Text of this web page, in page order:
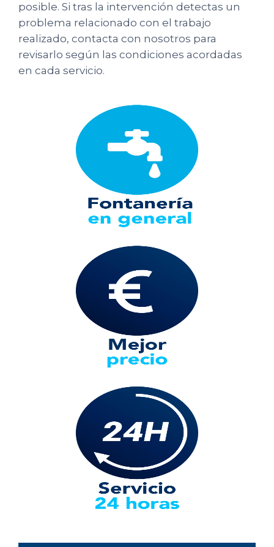
posible. Si tras la intervención detectas un
problema relacionado con el trabajo
realizado, contacta con nosotros para
revisarlo según las condiciones acordadas
en cada servicio.